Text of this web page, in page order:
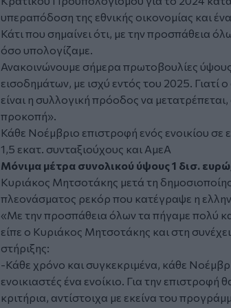
υπεραπόδοση της εθνικής οικονομίας και
Κάτι που σημαίνει ότι, με την προσπάθεια
όσο υπολογίζαμε.
Ανακοινώνουμε σήμερα πρωτοβουλίες ύψους
εισοδημάτων, με ισχύ εντός του 2025. Γιατί
είναι η συλλογική πρόοδος να
προκοπή».
Κάθε Νοέμβριο επιστροφή ενός ενοικίου σε
1,5 εκατ. συνταξιούχους και ΑμεΑ
Μόνιμα μέτρα συνολικού ύψους 1 δισ.
Κυριάκος Μητσοτάκης μετά τη
πλεονάσματος ρεκόρ που κατέγραψε η
«Με την προσπάθεια όλων τα πήγαμε πολύ
είπε ο Κυριάκος Μητσοτάκης και στη
στήριξης:
-Κάθε χρόνο και συγκεκριμένα, κάθε
ενοικιαστές ένα ενοίκιο. Για την επιστροφή
κριτήρια, αντίστοιχα με εκείνα του